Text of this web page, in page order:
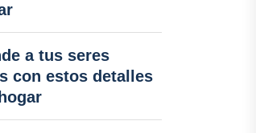
a tus seres
con estos detalles